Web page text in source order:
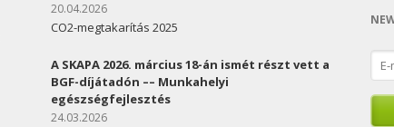
20.04.2026
CO2-megtakarítás 2025
A SKAPA 2026. március 18-án ismét részt vett a
BGF-díjátadón –– Munkahelyi
egészségfejlesztés
24.03.2026
mail